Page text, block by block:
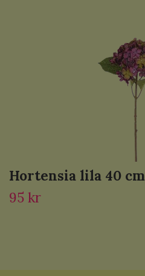
Hortensia lila 40 cm
95 kr